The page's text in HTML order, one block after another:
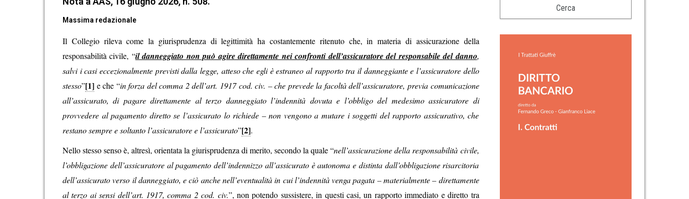
Massima redazionale
Il Collegio rileva come la giurisprudenza di legittimità ha costantemente ritenuto che, in materia di assicurazione della
responsabilità civile, “il danneggiato non può agire direttamente nei confronti dell’assicuratore del responsabile del danno,
salvi i casi eccezionalmente previsti dalla legge, atteso che egli è estraneo al rapporto tra il danneggiante e l’assicuratore dello
stesso”[1] e che “in forza del comma 2 dell’art. 1917 cod. civ. – che prevede la facoltà dell’assicuratore, previa comunicazione
all’assicurato, di pagare direttamente al terzo danneggiato l’indennità dovuta e l’obbligo del medesimo assicuratore di
provvedere al pagamento diretto se l’assicurato lo richiede – non vengono a mutare i soggetti del rapporto assicurativo, che
restano sempre e soltanto l’assicuratore e l’assicurato”[2].
Nello stesso senso è, altresì, orientata la giurisprudenza di merito, secondo la quale “nell’assicurazione della responsabilità civile,
l’obbligazione dell’assicuratore al pagamento dell’indennizzo all’assicurato è autonoma e distinta dall’obbligazione risarcitoria
dell’assicurato verso il danneggiato, e ciò anche nell’eventualità in cui l’indennità venga pagata – materialmente – direttamente
al terzo ai sensi dell’art. 1917, comma 2 cod. civ.”, non potendo sussistere, in questi casi, un rapporto immediato e diretto tra